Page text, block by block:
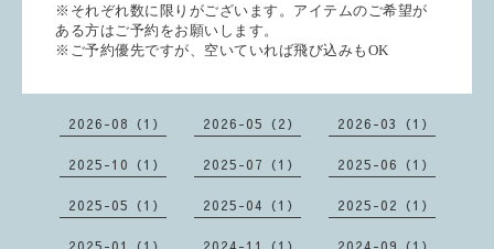
※それぞれ数に限りがございます。アイテムのご希望が
ある方はご予約をお願いします。
※ご予約優先ですが、空いていれば飛び込みもOK
2026-08（1） 2026-05（2） 2026-03（1）
2025-10（1） 2025-07（1） 2025-06（1）
2025-05（1） 2025-04（1） 2025-02（1）